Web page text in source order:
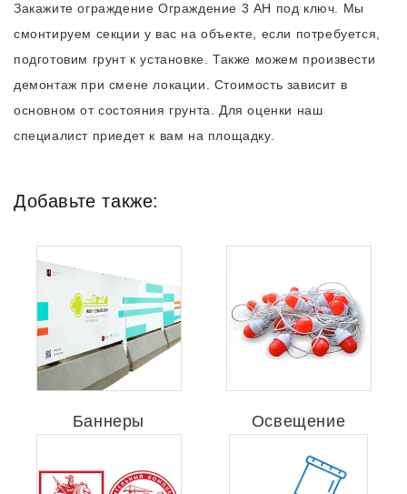
Закажите ограждение Ограждение 3 АН под ключ. Мы
смонтируем секции у вас на объекте, если потребуется,
подготовим грунт к установке. Также можем произвести
демонтаж при смене локации. Стоимость зависит в
основном от состояния грунта. Для оценки наш
специалист приедет к вам на площадку.
Добавьте также:
Баннеры Освещение